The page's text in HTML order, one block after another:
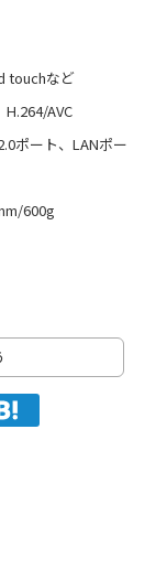
touchなど
AVC
ポート、LANポー
600g